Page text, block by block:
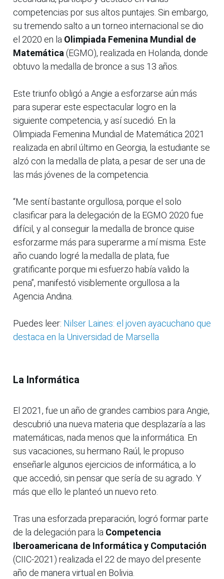
competencias por sus altos puntajes. Sin embargo,
su tremendo salto a un torneo internacional se dio
el 2020 en la Olimpiada Femenina Mundial de
Matemática (EGMO), realizada en Holanda, donde
obtuvo la medalla de bronce a sus 13 años.
Este triunfo obligó a Angie a esforzarse aún más
para superar este espectacular logro en la
siguiente competencia, y así sucedió. En la
Olimpiada Femenina Mundial de Matemática 2021
realizada en abril último en Georgia, la estudiante se
alzó con la medalla de plata, a pesar de ser una de
las más jóvenes de la competencia.
“Me sentí bastante orgullosa, porque el solo
clasificar para la delegación de la EGMO 2020 fue
difícil, y al conseguir la medalla de bronce quise
esforzarme más para superarme a mí misma. Este
año cuando logré la medalla de plata, fue
gratificante porque mi esfuerzo había valido la
pena”, manifestó visiblemente orgullosa a la
Agencia Andina.
Puedes leer: Nilser Laines: el joven ayacuchano que
destaca en la Universidad de Marsella
La Informática
El 2021, fue un año de grandes cambios para Angie,
descubrió una nueva materia que desplazaría a las
matemáticas, nada menos que la informática. En
sus vacaciones, su hermano Raúl, le propuso
enseñarle algunos ejercicios de informática, a lo
que accedió, sin pensar que sería de su agrado. Y
más que ello le planteó un nuevo reto.
Tras una esforzada preparación, logró formar parte
de la delegación para la Competencia
Iberoamericana de Informática y Computación
(CIIC-2021) realizada el 22 de mayo del presente
año de manera virtual en Bolivia.